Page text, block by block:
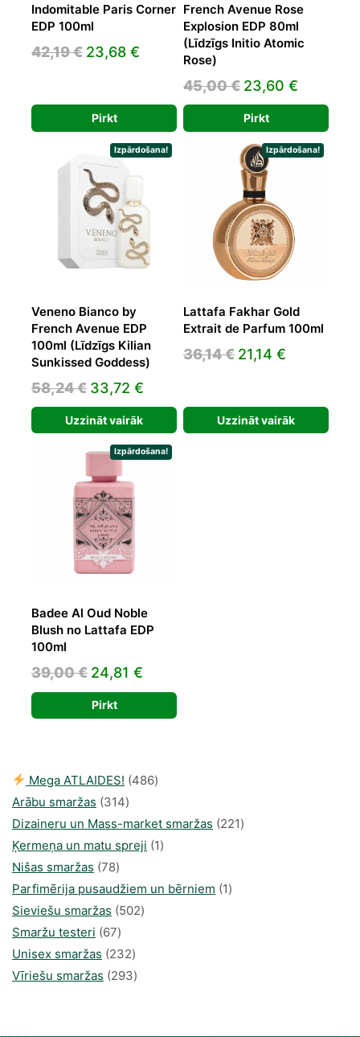
Indomitable Paris Corner
EDP 100ml
42,19€ Original
42,19 €.
23,68 € Current
Pirkt
French Avenue Rose
Explosion EDP 80ml
(Līdzīgs Initio Atomic
Rose)
45,00€ Original
price
was:
45,00 €.
23,60 €
price
is:
23,60 €.
Pirkt
Izpārdošana!
Veneno Bianco by
French Avenue EDP
100ml (Līdzīgs Kilian
Sunkissed Goddess)
58,24€ Original
price
was:
58,24 €.
33,72 €
price
is:
33,72 €.
Uzzināt vairāk
Izpārdošana!
Lattafa Fakhar Gold
Extrait de Parfum 100ml
36,14€ Original
36,14 €.
21,14 €
21,14 €.
Uzzināt vairāk
Izpārdošana!
Badee Al Oud Noble
Blush no Lattafa EDP
100ml
39,00€ Original
price
was:
24,81 €
price
is:
Pirkt
Mega ATLAIDES! 486486
Arābu smaržas 314314
produkti
Dizaineru un Mass-market smaržas 221221
Ķermeņa un matu spreji 11
Nišas smaržas 7878
produkts
Parfimērija pusaudžiem un bērniem 11
Sieviešu smaržas 502502
Smaržu testeri 6767
produkts
Unisex smaržas 232232
produkts
Vīriešu smaržas 293293